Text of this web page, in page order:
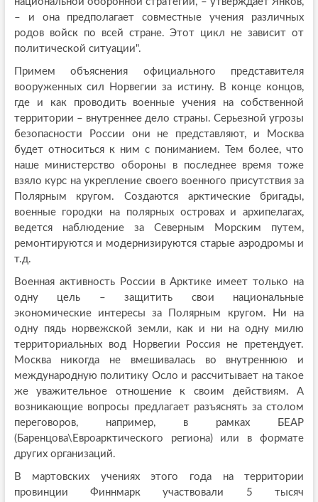
– и она предполагает совместные учения различных
родов войск по всей стране. Этот цикл не зависит от
политической ситуации".
Примем объяснения официального представителя
вооруженных сил Норвегии за истину. В конце концов,
где и как проводить военные учения на собственной
территории – внутреннее дело страны. Серьезной угрозы
безопасности России они не представляют, и Москва
будет относиться к ним с пониманием. Тем более, что
наше министерство обороны в последнее время тоже
взяло курс на укрепление своего военного присутствия за
Полярным кругом. Создаются арктические бригады,
военные городки на полярных островах и архипелагах,
ведется наблюдение за Северным Морским путем,
ремонтируются и модернизируются старые аэродромы и
т.д.
Военная активность России в Арктике имеет только на
одну цель – защитить свои национальные
экономические интересы за Полярным кругом. Ни на
одну пядь норвежской земли, как и ни на одну милю
территориальных вод Норвегии Россия не претендует.
Москва никогда не вмешивалась во внутреннюю и
международную политику Осло и рассчитывает на такое
же уважительное отношение к своим действиям. А
возникающие вопросы предлагает разъяснять за столом
переговоров, например, в рамках БЕАР
(Баренцова\Евроарктического региона) или в формате
других организаций.
В мартовских учениях этого года на территории
провинции Финнмарк участвовали 5 тысяч